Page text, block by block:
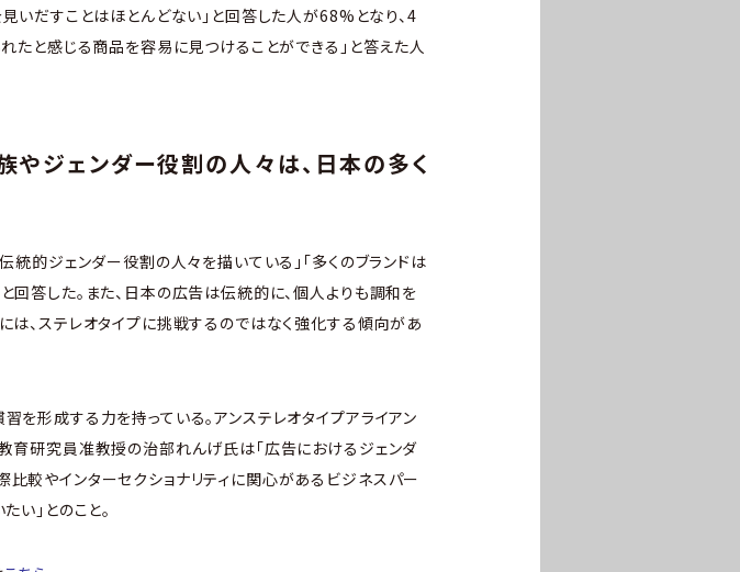
いだすことはほとんどない」と回答した人が68%となり、4
たと感じる商品を容易に見つけることができる」と答えた人
ジェンダー役割の人々は、日本の多く
的ジェンダー役割の人々を描いている」「多くのブランドは
答した。また、日本の広告は伝統的に、個人よりも調和を
、ステレオタイプに挑戦するのではなく強化する傾向があ
形成する力を持っている。アンステレオタイプアライアン
育研究員准教授の治部れんげ氏は「広告におけるジェンダ
較やインターセクショナリティに関心があるビジネスパー
い」とのこと。